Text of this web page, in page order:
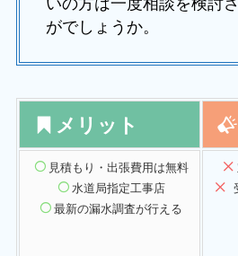
がでしょうか。
メリット
見積もり・出張費用は無料
水道局指定工事店
最新の漏水調査が行える